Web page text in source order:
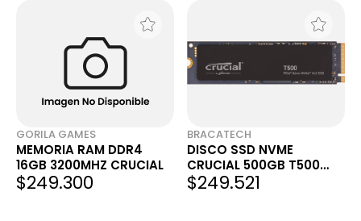
GORILA GAMES
MEMORIA RAM DDR4
16GB 3200MHZ CRUCIAL
$249.300
BRACATECH
DISCO SSD NVME
CRUCIAL 500GB T500
GEN 4
$249.521